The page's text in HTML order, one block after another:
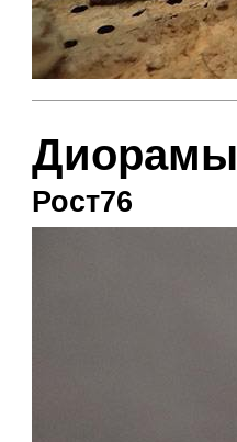
Диорамы
Рост76